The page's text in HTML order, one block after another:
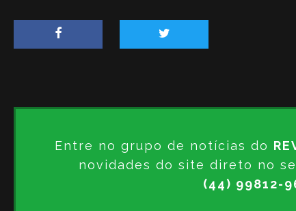
Entre no grupo de notícias do
novidades do site direto no
(44) 99812-